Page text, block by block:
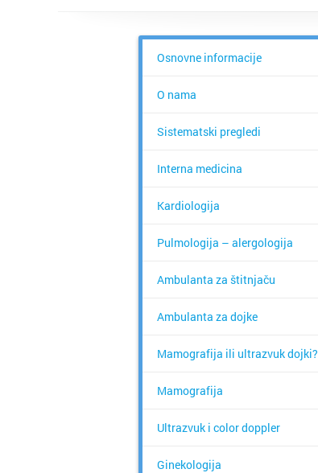
Osnovne informacije
O nama
Sistematski pregledi
Interna medicina
Kardiologija
Pulmologija – alergologija
Ambulanta za štitnjaču
Ambulanta za dojke
Mamografija ili ultrazvuk dojki?
Mamografija
Ultrazvuk i color doppler
Ginekologija